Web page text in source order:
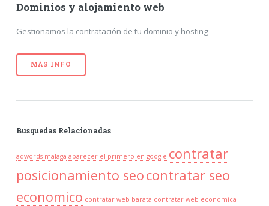
Dominios y alojamiento web
Gestionamos la contratación de tu dominio y hosting
MÁS INFO
Busquedas Relacionadas
adwords malaga aparecer el primero en google contratar
posicionamiento seocontratar seo
economico contratar web barata contratar web economica